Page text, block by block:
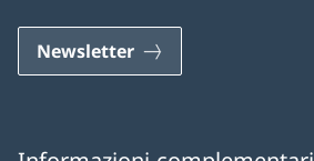
Newsletter